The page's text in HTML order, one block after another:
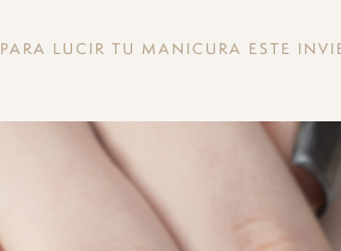
LUCIR TU MANICURA ESTE